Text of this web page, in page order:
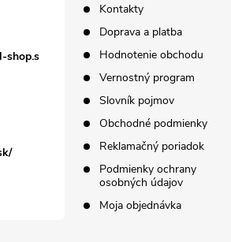
shop.s
Kontakty
Doprava a platba
Hodnotenie obchodu
Vernostný program
Slovník pojmov
Obchodné podmienky
Reklamačný poriadok
Podmienky ochrany
osobných údajov
Moja objednávka